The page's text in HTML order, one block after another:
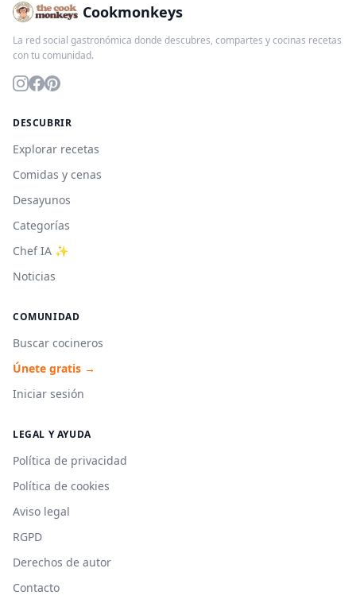
Cookmonkeys
La red social gastronómica donde descubres, compartes y cocinas recetas
con tu comunidad.
DESCUBRIR
Explorar recetas
Comidas y cenas
Desayunos
Categorías
Chef IA ✨
Noticias
COMUNIDAD
Buscar cocineros
Únete gratis →
Iniciar sesión
LEGAL Y AYUDA
Política de privacidad
Política de cookies
Aviso legal
RGPD
Derechos de autor
Contacto